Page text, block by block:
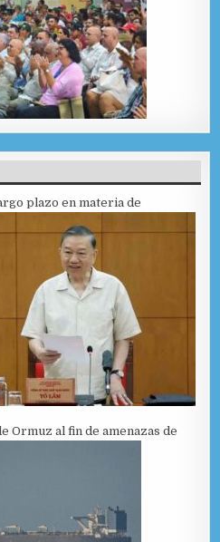
plazo en materia de
Ormuz al fin de amenazas de